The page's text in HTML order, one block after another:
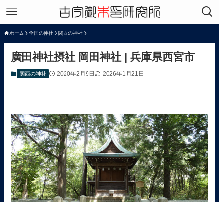
ホーム 全国の神社 関西の神社
廣田神社摂社 岡田神社 | 兵庫県西宮市
関西の神社 2020年2月9日 2026年1月21日